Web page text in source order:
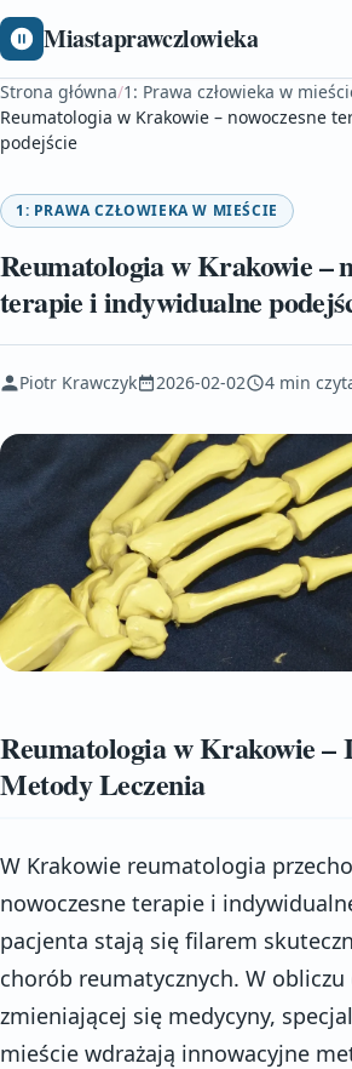
Miastaprawczlowieka
Strona główna/1: Prawa człowieka w
Reumatologia w Krakowie – nowoczesne
podejście
1: PRAWA CZŁOWIEKA W MIEŚCIE
Reumatologia w Krakowie –
terapie i indywidualne
Piotr Krawczyk 2026-02-02 4 min
Reumatologia w Krakowie –
Metody Leczenia
W Krakowie reumatologia
nowoczesne terapie i
pacjenta stają się filarem
chorób reumatycznych. W
zmieniającej się medycyny,
mieście wdrażają innowacyjne